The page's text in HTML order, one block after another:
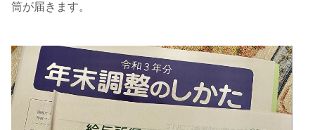
筒が届きます。